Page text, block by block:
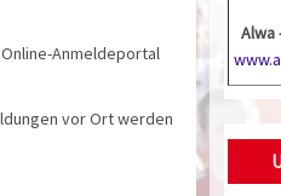
Anmeldeportal
vor Ort werden
Alwa